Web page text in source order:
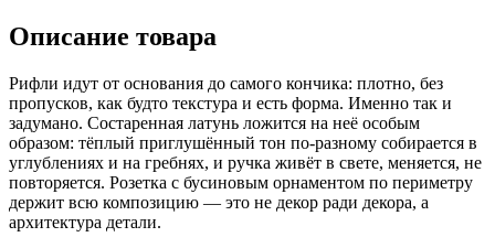
Описание товара
Рифли идут от основания до самого кончика: плотно, без
пропусков, как будто текстура и есть форма. Именно так и
задумано. Состаренная латунь ложится на неё особым
образом: тёплый приглушённый тон по-разному собирается в
углублениях и на гребнях, и ручка живёт в свете, меняется, не
повторяется. Розетка с бусиновым орнаментом по периметру
держит всю композицию — это не декор ради декора, а
архитектура детали.